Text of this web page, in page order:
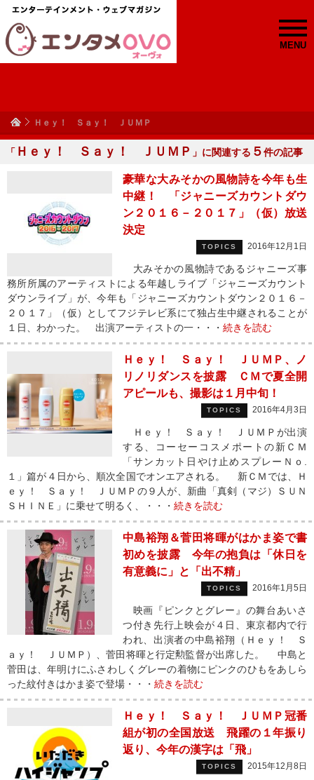
MENU
Ｈｅｙ！ Ｓａｙ！ ＪＵＭＰ
「 Ｈｅｙ！ Ｓａｙ！ ＪＵＭＰ 」に関連する ５件の記事
豪華な大みそかの風物詩を今年も生
中継！ 「ジャニーズカウントダウ
ン２０１６－２０１７」（仮）放送
決定
TOPICS 2016年12月1日
大みそかの風物詩であるジャニーズ事
務所所属のアーティストによる年越しライブ「ジャニーズカウント
ダウンライブ」が、今年も「ジャニーズカウントダウン２０１６－
２０１７」（仮）としてフジテレビ系にて独占生中継されることが
１日、わかった。 出演アーティストの一・・・ 続きを読む
Ｈｅｙ！ Ｓａｙ！ ＪＵＭＰ、ノ
リノリダンスを披露 ＣＭで夏全開
アピールも、撮影は１月中旬！
TOPICS 2016年4月3日
Ｈｅｙ！ Ｓａｙ！ ＪＵＭＰが出演
する、コーセーコスメポートの新ＣＭ
「サンカット日やけ止めスプレーＮｏ.
１」篇が４日から、順次全国でオンエアされる。 新ＣＭでは、Ｈ
ｅｙ！ Ｓａｙ！ ＪＵＭＰの９人が、新曲「真剣（マジ）ＳＵＮ
ＳＨＩＮＥ」に乗せて明るく、・・・ 続きを読む
中島裕翔＆菅田将暉がはかま姿で書
初めを披露 今年の抱負は「休日を
有意義に」と「出不精」
TOPICS 2016年1月5日
映画『ピンクとグレー』の舞台あいさ
つ付き先行上映会が４日、東京都内で行
われ、出演者の中島裕翔（Ｈｅｙ！ Ｓ
ａｙ！ ＪＵＭＰ）、菅田将暉と行定勲監督が出席した。 中島と
菅田は、年明けにふさわしくグレーの着物にピンクのひもをあしら
った紋付きはかま姿で登場・・・ 続きを読む
Ｈｅｙ！ Ｓａｙ！ ＪＵＭＰ冠番
組が初の全国放送 飛躍の１年振り
返り、今年の漢字は「飛」
TOPICS 2015年12月8日